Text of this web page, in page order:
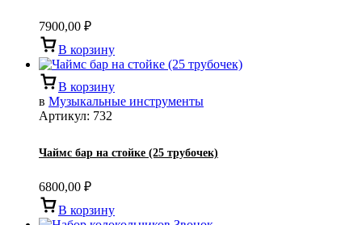
7900,00 ₽
В корзину
В корзину
в Музыкальные инструменты
Артикул: 732
Чаймс бар на стойке (25 трубочек)
6800,00 ₽
В корзину